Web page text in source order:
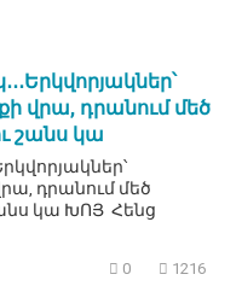
վրա, դրանում մեծ
շանս կա
դրանում մեծ
կա ԽՈՅ Հենց
0 1216